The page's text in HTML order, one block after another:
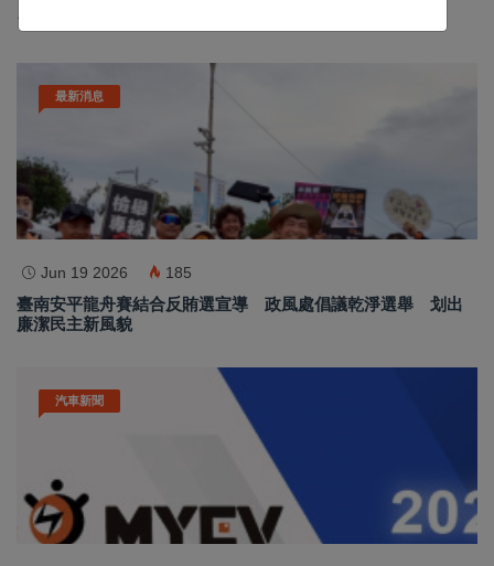
台中個人燒肉！自己做烤串丼！好吃又好玩！
最新消息
Jun 19 2026 185
臺南安平龍舟賽結合反賄選宣導 政風處倡議乾淨選舉 划出
廉潔民主新風貌
汽車新聞